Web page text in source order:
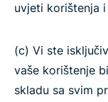
uvjeti korištenja
(c) Vi ste
vaše korištenje
skladu sa svim